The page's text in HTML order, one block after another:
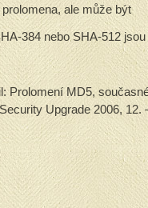
ale může být
384 nebo SHA-512
Prolomení MD5,
Upgrade 2006, 12.